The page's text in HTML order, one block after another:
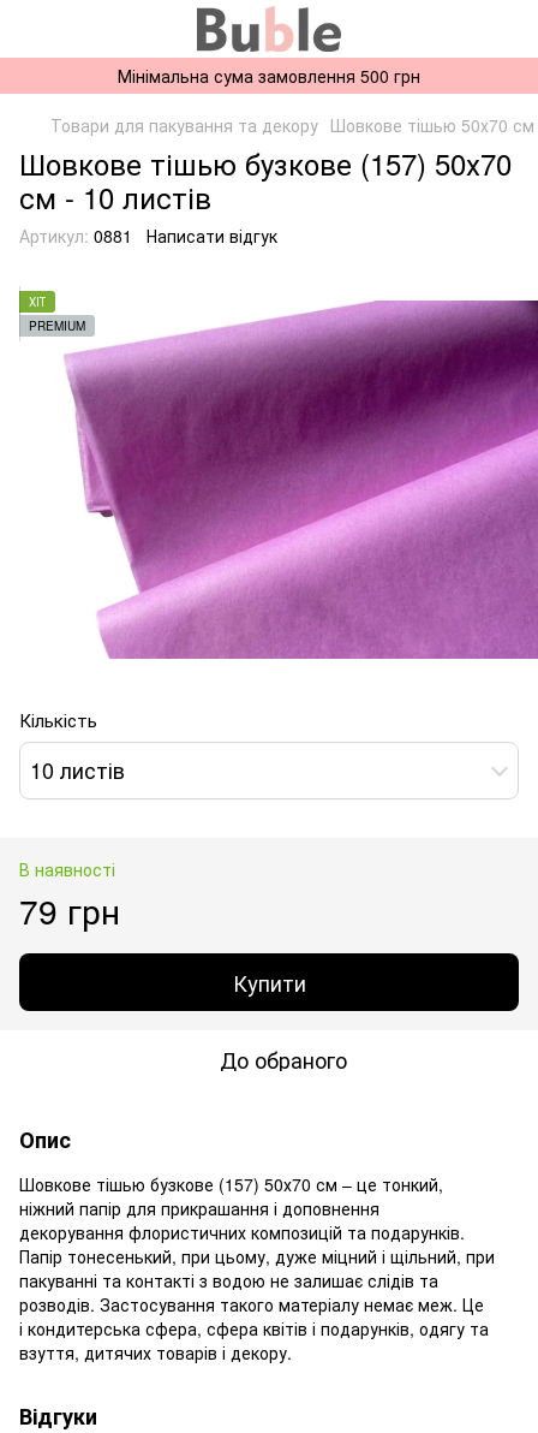
Мінімальна сума замовлення 500 грн
Товари для пакування та декору Шовкове тішью 50х70 см
Шовкове тішью бузкове (157) 50х70
см - 10 листів
Артикул: 0881 Написати відгук
ХІТ
PREMIUM
Кількість
10 листів
В наявності
79 грн
Купити
До обраного
Опис
Шовкове тішью бузкове (157) 50х70 см – це тонкий,
ніжний папір для прикрашання і доповнення
декорування флористичних композицій та подарунків.
Папір тонесенький, при цьому, дуже міцний і щільний, при
пакуванні та контакті з водою не залишає слідів та
розводів. Застосування такого матеріалу немає меж. Це
і кондитерська сфера, сфера квітів і подарунків, одягу та
взуття, дитячих товарів і декору.
Відгуки